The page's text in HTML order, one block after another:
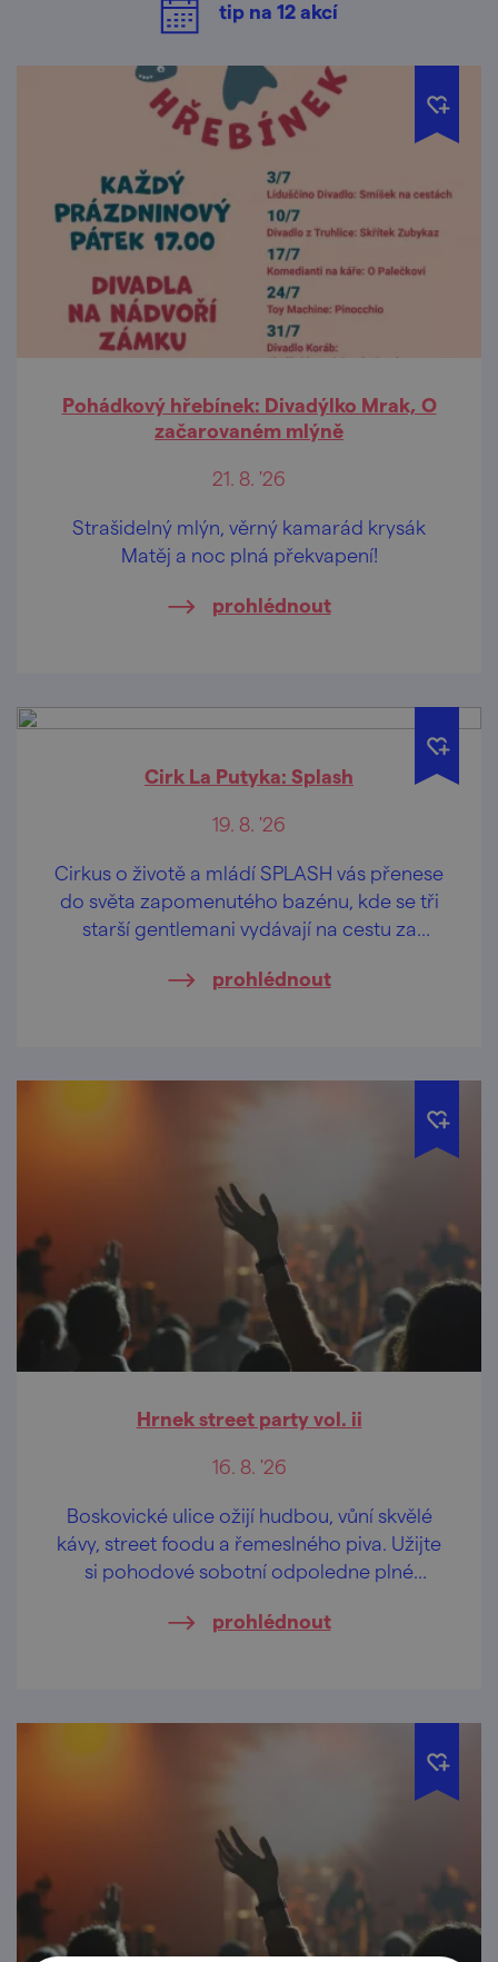
tip na 12akcí
Pohádkový hřebínek: Divadýlko Mrak, O
začarovaném mlýně
21. 8. '26
Strašidelný mlýn, věrný kamarád krysák
Matěj a noc plná překvapení!
prohlédnout
Cirk La Putyka: Splash
19. 8. '26
Cirkus o životě a mládí SPLASH vás přenese
do světa zapomenutého bazénu, kde se tři
starší gentlemani vydávají na cestu za
každodenní rutinou ztratili schopnost vnímat
prohlédnout
Hrnek street party vol. ii
16. 8. '26
Boskovické ulice ožijí hudbou, vůní skvělé
kávy, street foodu a řemeslného piva. Užijte
si pohodové sobotní odpoledne plné
navíc se vstupem zdarma.
prohlédnout